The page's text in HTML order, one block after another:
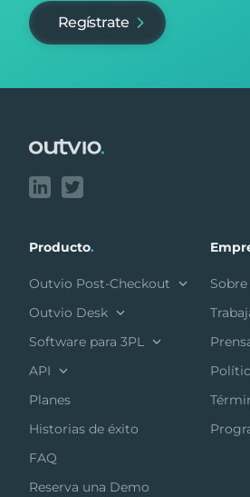
Regístrate
Producto.
Outvio Post-Checkout
Outvio Desk
Software para 3PL
API
Planes
Historias de éxito
FAQ
Reserva una Demo